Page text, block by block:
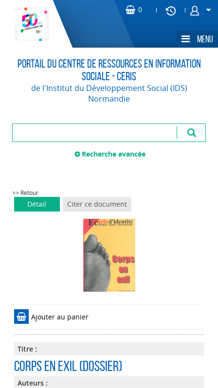
Portail du Centre de Ressources en Information
Sociale - CERIS
de l'Institut du Développement Social (IDS)
Normandie
Recherche avancée
>> Retour
Détail Citer ce document
Ajouter au panier
Titre :
Corps en exil (Dossier)
Auteurs :